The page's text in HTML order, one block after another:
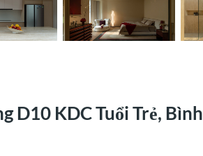
D10 KDC Tuổi Trẻ, Bình